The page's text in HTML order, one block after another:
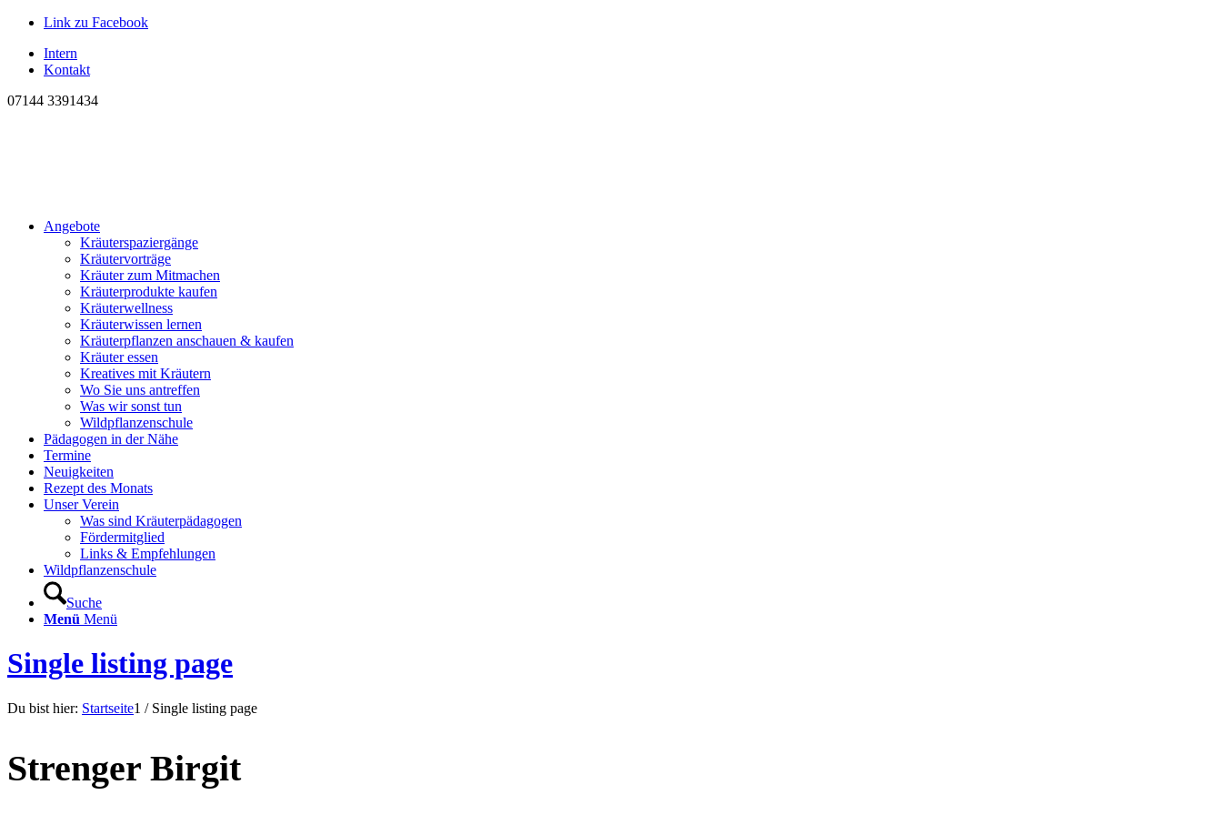
Link zu Facebook
Intern
Kontakt
07144 3391434
Angebote
Kräuterspaziergänge
Kräutervorträge
Kräuter zum Mitmachen
Kräuterprodukte kaufen
Kräuterwellness
Kräuterwissen lernen
Kräuterpflanzen anschauen & kaufen
Kräuter essen
Kreatives mit Kräutern
Wo Sie uns antreffen
Was wir sonst tun
Wildpflanzenschule
Pädagogen in der Nähe
Termine
Neuigkeiten
Rezept des Monats
Unser Verein
Was sind Kräuterpädagogen
Fördermitglied
Links & Empfehlungen
Wildpflanzenschule
Suche
Menü Menü
Single listing page
Du bist hier: Startseite1 / Single listing page
Strenger Birgit